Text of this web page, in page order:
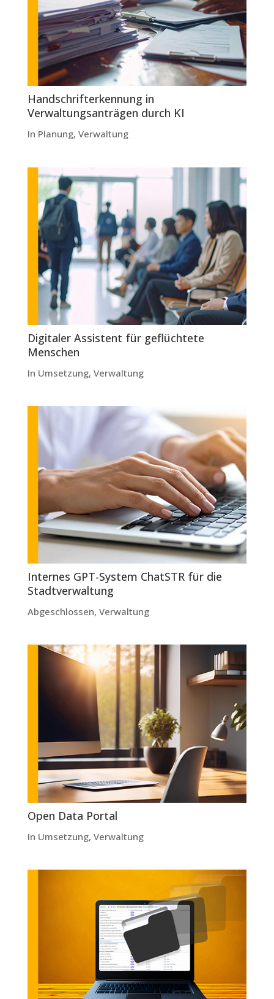
Handschrifterkennung in
Verwaltungsanträgen durch KI
In Planung, Verwaltung
Digitaler Assistent für geflüchtete
Menschen
In Umsetzung, Verwaltung
Internes GPT-System ChatSTR für die
Stadtverwaltung
Abgeschlossen, Verwaltung
Open Data Portal
In Umsetzung, Verwaltung